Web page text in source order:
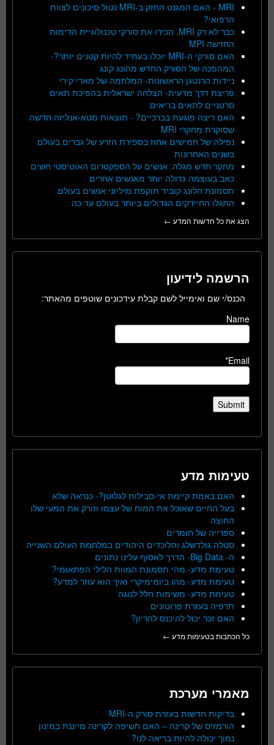
MRI - האם המגנט החזק ב-MRI נטול סיכונים לצוות
הרפואי?
כבר לא רק MRI, הכירו את סורקי טכנולוגיית הדימות
החדשה MPI
האם סורקי ה-MRI יוכלו בעתיד להיות קטנים יותר?-
המהפכה של הסורק החדש מהונג קונג
ניידות הרנטגן הראשונות- המלחמה של מארי קירי
פריצת דרך מדעית- הצלחה ישראלית בהפיכת תאים
סרטניים לתאים בריאים
האם ריצה פוגעת בברכיים? - תוצאות מטא-אנליזה חדשה
שסוקרת מחקרי MRI
נפילה של חמישים אחוז בספירת הזרע של גברים בעולם
בשנים האחרונות
מחקר חדש מגלה: אנשים על הספקטרום האוטיסטי חשים
כאב בעוצמה גדולה יותר מאנשים אחרים
תסמונת הלונג קוביד תוקפת מיליוני אנשים בעולם
התגלו החיידקים הגדולים ביותר בעולם עד כה
הצג את כל חדשות המדע ←
הרשמה לידיעון
הכנס/י שם ואימייל לשם קבלת עידכונים שוטפים מהאתר:
Name
Email*
טעימות מדע
האם באמת קיימת אי-סבילות לגלוטן?- כנראה שלא
בעל החיים שאוכל את המוח של עצמו וזורק את המעי שלו
החוצה
ספרייה של חומרים
סטלה גולדשלג והלוכדים היהודים במלחמת העולם השנייה
ה- Big Data- הדרך לאסוף עלינו נתונים
טעימת מדע- מהי תסמונת המוות הלילי הפתאומי?
טעימת מדע- מהו ביומימיקרי ואיך הוא עוזר למדע?
טעימת מדע- משימות חלל לנוגה
תרפיה בעזרת פרוטונים
האם זכר יכול להיכנס להריון?
כל הכתבות בטעימות מדע ←
מאמרי מערכת
בדיקות חדשות בעזרת סורק ה-MRI
הורמזיס של קרינה – האם חשיפה לקרינה מייננת במינון
נמוך יכולה להיות בריאה לנו?